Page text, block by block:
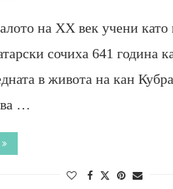
на ХХ век учени като
сочиха 641 година
в живота на кан
…